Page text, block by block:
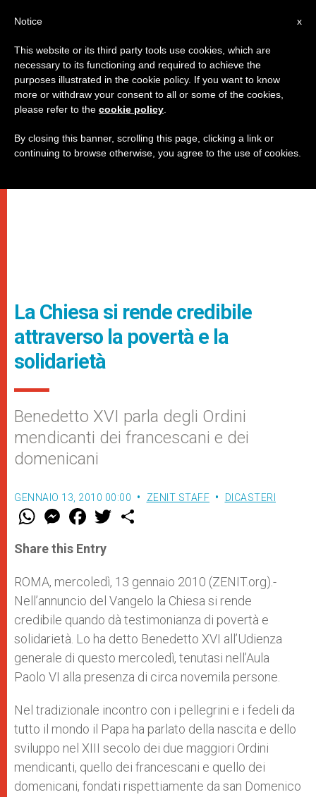
La Chiesa si rende credibile
attraverso la povertà e la
solidarietà
Benedetto XVI parla degli Ordini
mendicanti dei francescani e dei
domenicani
GENNAIO 13, 2010 00:00 ZENIT STAFF DICASTERI
W
t
s
p
p
M
e
s
e
g
e
r
F
a
e
b
o
k
w
r
Share this Entry
ROMA, mercoledì, 13 gennaio 2010 (ZENIT.org).-
Nell’annuncio del Vangelo la Chiesa si rende
credibile quando dà testimonianza di povertà e
solidarietà. Lo ha detto Benedetto XVI all’Udienza
generale di questo mercoledì, tenutasi nell’Aula
Paolo VI alla presenza di circa novemila persone.
Nel tradizionale incontro con i pellegrini e i fedeli da
tutto il mondo il Papa ha parlato della nascita e dello
sviluppo nel XIII secolo dei due maggiori Ordini
mendicanti, quello dei francescani e quello dei
domenicani, fondati rispettiamente da san Domenico
x
Notice
This website or its third party tools use cookies, which are
necessary to its functioning and required to achieve the
purposes illustrated in the cookie policy. If you want to know
more or withdraw your consent to all or some of the cookies,
please refer to the cookie policy
By closing this banner, scrolling this page, clicking a link or
continuing to browse otherwise, you agree to the use of cookies.